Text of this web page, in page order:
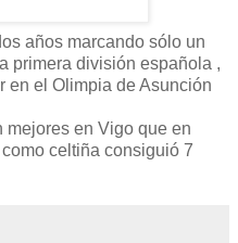
años marcando sólo un
primera división española ,
en el Olimpia de Asunción
mejores en Vigo que en
celtiña consiguió 7